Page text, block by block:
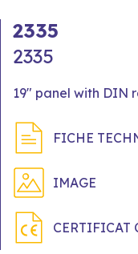
2335
2335
19" panel with DIN
FICHE
IMAGE
CERTIFICAT